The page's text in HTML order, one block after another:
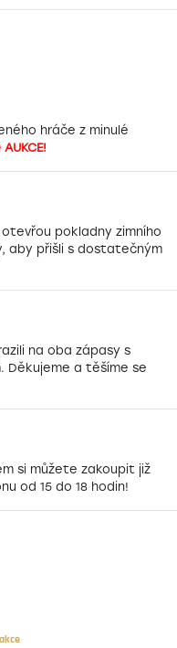
hráče z minulé
AUKCE!
pokladny zimního
aby přišli s dostatečným
na oba zápasy s
Děkujeme a těšíme se
si můžete zakoupit již
od 15 do 18 hodin!